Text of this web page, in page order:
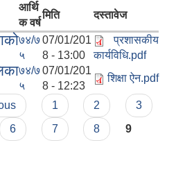
आर्थि
क वर्ष
मिति दस्तावेज
७४/७
५
07/01/201
8 - 13:00
प्रशासकीय
कार्यविधि.pdf
७४/७
५
07/01/201
8 - 12:23
शिक्षा ऐन.pdf
1 2
3
6 7 8 9